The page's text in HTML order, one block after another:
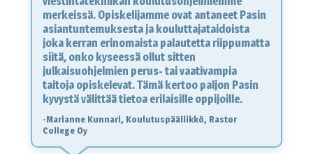
merkeissä. Opiskelijamme ovat antaneet Pasin
asiantuntemuksesta ja kouluttajataidoista
joka kerran erinomaista palautetta riippumatta
siitä, onko kyseessä ollut sitten
julkaisuohjelmien perus- tai vaativampia
taitoja opiskelevat. Tämä kertoo paljon Pasin
kyvystä välittää tietoa erilaisille oppijoille.
-Marianne Kunnari, Koulutuspäällikkö, Rastor
College Oy